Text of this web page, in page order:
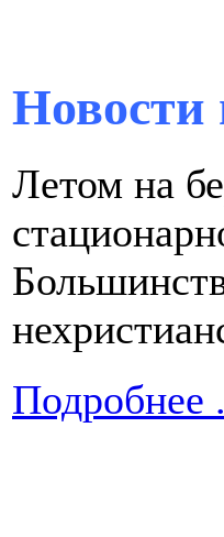
Новости
Летом на
Подробнее